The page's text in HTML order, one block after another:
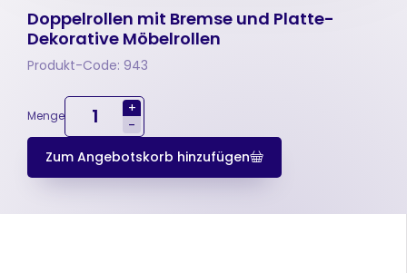
Doppelrollen mit Bremse und Platte-
Dekorative Möbelrollen
Produkt-Code: 943
Menge
+
-
Zum Angebotskorb hinzufügen